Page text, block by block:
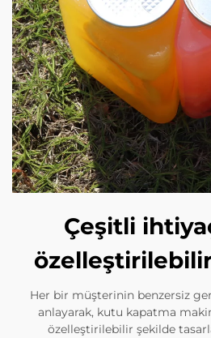
Çeşitli
Her bir müşterinin benzersiz
anlayarak, kutu kapatma
özelleştirilebilir şekilde